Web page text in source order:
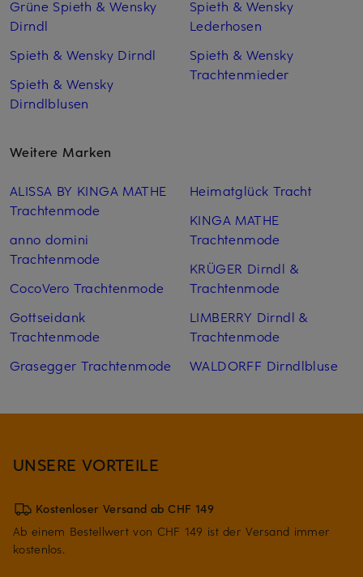
Grüne Spieth & Wensky
Dirndl
Spieth & Wensky Dirndl
Spieth & Wensky
Dirndlblusen
Spieth & Wensky
Lederhosen
Spieth & Wensky
Trachtenmieder
Weitere Marken
ALISSA BY KINGA MATHE
Trachtenmode
anno domini
Trachtenmode
CocoVero Trachtenmode
Gottseidank
Trachtenmode
Grasegger Trachtenmode
Heimatglück Tracht
KINGA MATHE
Trachtenmode
KRÜGER Dirndl &
Trachtenmode
LIMBERRY Dirndl &
Trachtenmode
WALDORFF Dirndlbluse
UNSERE VORTEILE
Kostenloser Versand ab CHF 149
Ab einem Bestellwert von CHF 149 ist der Versand immer
kostenlos.